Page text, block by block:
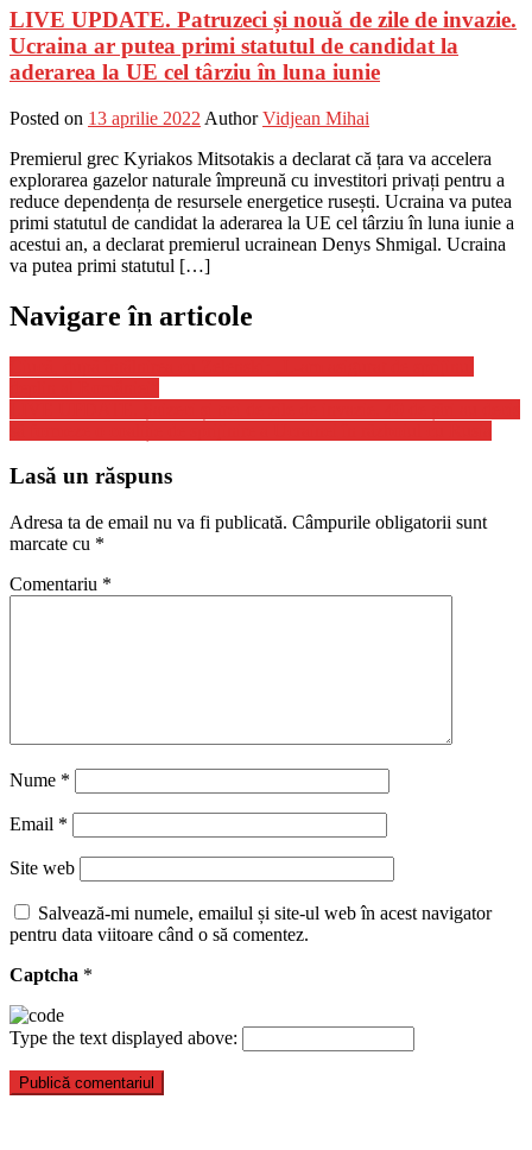
LIVE UPDATE. Patruzeci și nouă de zile de invazie.
Ucraina ar putea primi statutul de candidat la
aderarea la UE cel târziu în luna iunie
Posted on 13 aprilie 2022 Author Vidjean Mihai
Premierul grec Kyriakos Mitsotakis a declarat că țara va accelera
explorarea gazelor naturale împreună cu investitori privați pentru a
reduce dependența de resursele energetice rusești. Ucraina va putea
primi statutul de candidat la aderarea la UE cel târziu în luna iunie a
acestui an, a declarat premierul ucrainean Denys Shmigal. Ucraina
va putea primi statutul […]
Navigare în articole
Lasă un răspuns
Adresa ta de email nu va fi publicată. Câmpurile obligatorii sunt
marcate cu *
Comentariu *
Nume *
Email *
Site web
Salvează-mi numele, emailul și site-ul web în acest navigator
pentru data viitoare când o să comentez.
Captcha *
Type the text displayed above: